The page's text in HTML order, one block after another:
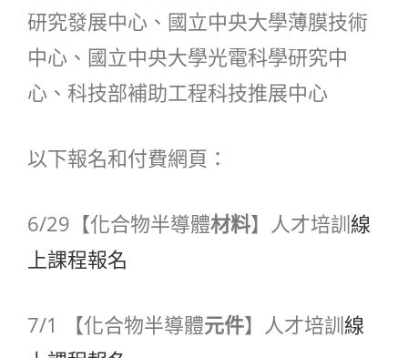
研究發展中心、國立中央大學薄膜技術
中心、國立中央大學光電科學研究中
心、科技部補助工程科技推展中心
以下報名和付費網頁：
6/29【化合物半導體材料】人才培訓線
上課程報名
7/1 【化合物半導體元件】人才培訓線